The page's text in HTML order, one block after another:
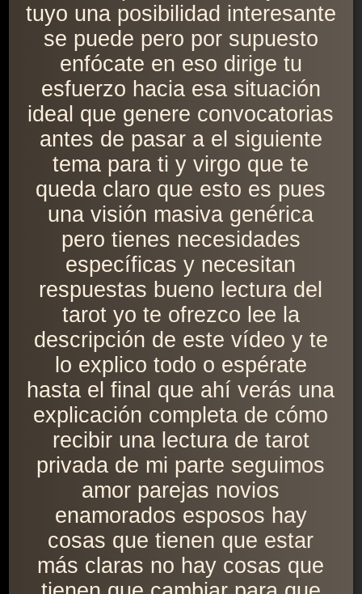
tuyo una posibilidad interesante
se puede pero por supuesto
enfócate en eso dirige tu
esfuerzo hacia esa situación
ideal que genere convocatorias
antes de pasar a el siguiente
tema para ti y virgo que te
queda claro que esto es pues
una visión masiva genérica
pero tienes necesidades
específicas y necesitan
respuestas bueno lectura del
tarot yo te ofrezco lee la
descripción de este vídeo y te
lo explico todo o espérate
hasta el final que ahí verás una
explicación completa de cómo
recibir una lectura de tarot
privada de mi parte seguimos
amor parejas novios
enamorados esposos hay
cosas que tienen que estar
más claras no hay cosas que